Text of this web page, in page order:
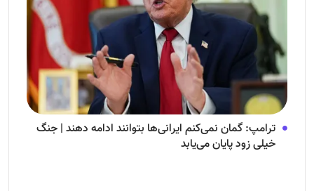
ترامپ: گمان نمی‌کنم ایرانی‌ها بتوانند ادامه دهند | جنگ
خیلی زود پایان می‌یابد